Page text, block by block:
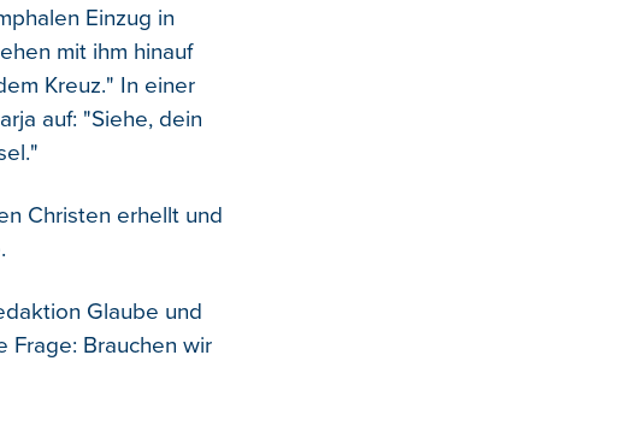
Einzug in
mit ihm hinauf
Kreuz." In einer
auf: "Siehe, dein
Christen erhellt und
Glaube und
Frage: Brauchen wir